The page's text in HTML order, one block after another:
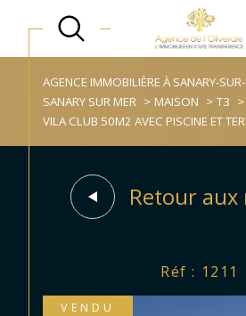
AGENCE IMMOBILIÈRE À SANARY-
SANARY SUR MER
MAISON
T3
VILA CLUB 50M2 AVEC PISCINE ET
Retour
Réf : 1211
VENDU